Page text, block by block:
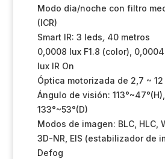
Modo día/noche con filtro
(ICR)
Smart IR: 3 leds, 40 metros
0,0008 lux F1.8 (color),
lux IR On
Óptica motorizada de 2,7 ~ 12
Ángulo de visión:
133°~53°(D)
Modos de imagen: BLC, HLC,
3D-NR, EIS (estabilizador de
Defog